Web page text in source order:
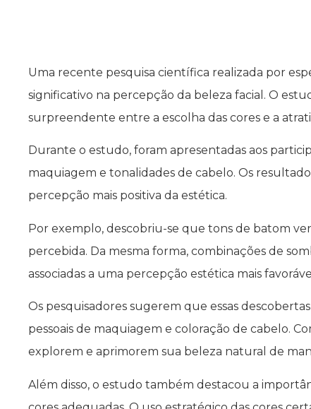
Uma recente pesquisa científica realizada por
significativo na percepção da beleza facial. O
surpreendente entre a escolha das cores e a
Durante o estudo, foram apresentadas aos
maquiagem e tonalidades de cabelo. Os
percepção mais positiva da estética.
Por exemplo, descobriu-se que tons de batom
percebida. Da mesma forma, combinações de
associadas a uma percepção estética mais
Os pesquisadores sugerem que essas
pessoais de maquiagem e coloração de cabelo.
explorem e aprimorem sua beleza natural de
Além disso, o estudo também destacou a